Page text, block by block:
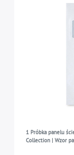
1 Próbka panelu
Collection | Wzor